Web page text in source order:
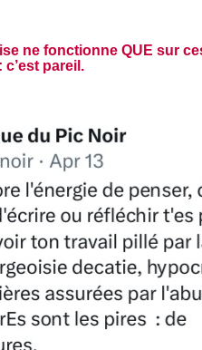
ne fonctionne QUE sur
pareil.